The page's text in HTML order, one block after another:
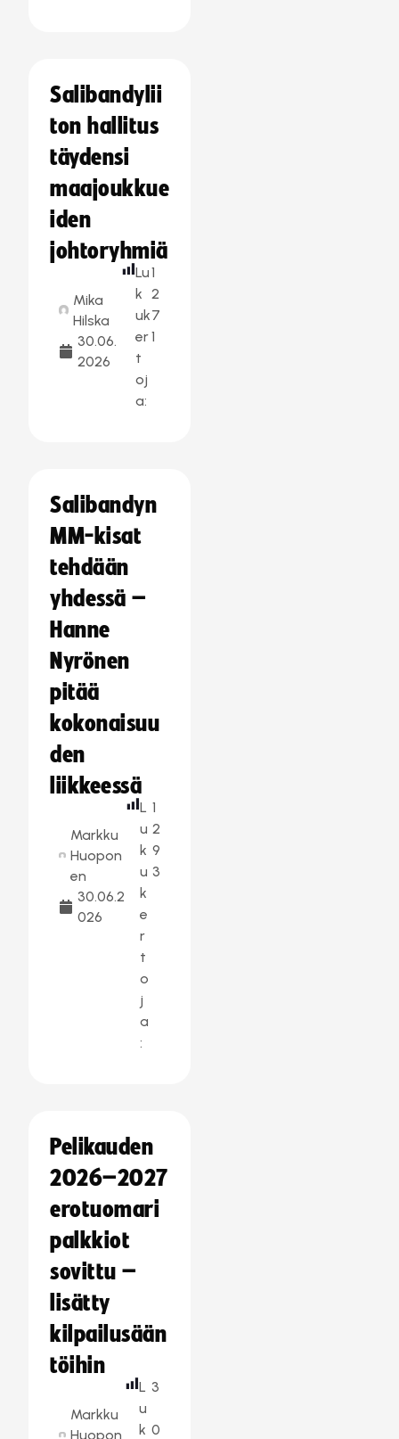
Salibandylii
ton hallitus
täydensi
maajoukkue
iden
johtoryhmiä
Mika
Hilska
30.06.
2026
Lu
k
uk
er
t
oj
a:
1
2
7
1
Salibandyn
MM-kisat
tehdään
yhdessä –
Hanne
Nyrönen
pitää
kokonaisuu
den
liikkeessä
Markku
Huopon
en
30.06.2
026
L
u
k
u
k
e
r
t
o
j
a
:
1
2
9
3
Pelikauden
2026–2027
erotuomari
palkkiot
sovittu –
lisätty
kilpailusään
töihin
Markku
Huopon
L
u
k
3
0